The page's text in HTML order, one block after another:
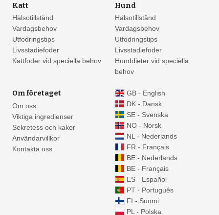
Katt
Hälsotillstånd
Vardagsbehov
Utfodringstips
Livsstadiefoder
Kattfoder vid speciella behov
Hund
Hälsotillstånd
Vardagsbehov
Utfodringstips
Livsstadiefoder
Hunddieter vid speciella
behov
Om företaget
Om oss
Viktiga ingredienser
Sekretess och kakor
Användarvillkor
Kontakta oss
GB - English
DK - Dansk
SE - Svenska
NO - Norsk
NL - Nederlands
FR - Français
BE - Nederlands
BE - Français
ES - Español
PT - Português
FI - Suomi
PL - Polska